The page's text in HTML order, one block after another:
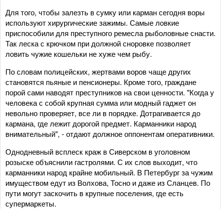
Для того, чтобы залезть в сумку или карман сегодня воры
используют хирургические зажимы. Самые ловкие
приспособили для преступного ремесла рыболовные снасти.
Так леска с крючком при должной сноровке позволяет
ловить чужие кошельки не хуже чем рыбу.
По словам полицейских, жертвами воров чаще других
становятся пьяные и пенсионеры. Кроме того, граждане
порой сами наводят преступников на свои ценности. "Когда у
человека с собой крупная сумма или модный гаджет он
невольно проверяет, все ли в порядке. Дотрагивается до
кармана, где лежит дорогой предмет. Карманники народ
внимательный", - отдают должное оппонентам оперативники.
Однодневный всплеск краж в Сиверском в уголовном
розыске объяснили гастролями. С их слов выходит, что
карманники народ крайне мобильный. В Петербург за чужим
имуществом едут из Волхова, Тосно и даже из Сланцев. По
пути могут заскочить в крупные поселения, где есть
супермаркеты.